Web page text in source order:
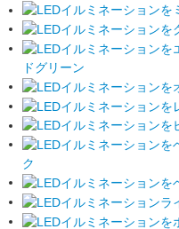
ドグリーン
ク